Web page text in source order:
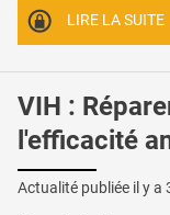
LIRE LA SUITE
VIH :
l'efficacité
Actualité publiée il y a